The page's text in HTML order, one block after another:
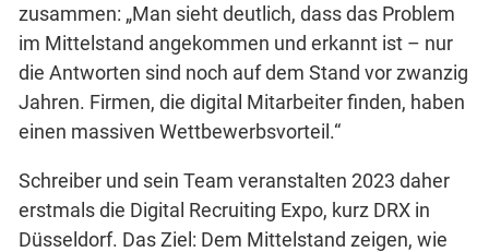
zusammen: „Man sieht deutlich, dass das Problem
im Mittelstand angekommen und erkannt ist – nur
die Antworten sind noch auf dem Stand vor zwanzig
Jahren. Firmen, die digital Mitarbeiter finden, haben
einen massiven Wettbewerbsvorteil.“
Schreiber und sein Team veranstalten 2023 daher
erstmals die Digital Recruiting Expo, kurz DRX in
Düsseldorf. Das Ziel: Dem Mittelstand zeigen, wie